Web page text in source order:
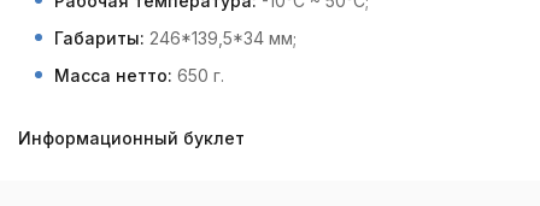
Габариты: 246*139,5*34 мм;
Масса нетто: 650 г.
Информационный буклет